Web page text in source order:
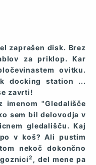
zaprašen disk. Brez
za priklop. Kar
ovitku.
docking station ...
zavrti!
"Gledališče
sem bil delovodja v
gledališču. Kaj
v koš? Ali pustim
nekoč dokončno
2 , del mene pa